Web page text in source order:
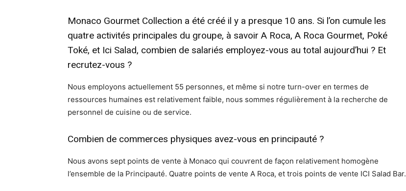
Monaco Gourmet Collection a été créé il y a presque 10 ans. Si l’on cumule les
quatre activités principales du groupe, à savoir A Roca, A Roca Gourmet, Poké
Toké, et Ici Salad, combien de salariés employez-vous au total aujourd’hui ? Et
recrutez-vous ?
Nous employons actuellement 55 personnes, et même si notre turn-over en termes de
ressources humaines est relativement faible, nous sommes régulièrement à la recherche de
personnel de cuisine ou de service.
Combien de commerces physiques avez-vous en principauté ?
Nous avons sept points de vente à Monaco qui couvrent de façon relativement homogène
l’ensemble de la Principauté. Quatre points de vente A Roca, et trois points de vente ICI Salad Bar.